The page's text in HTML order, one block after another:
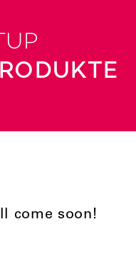
come soon!